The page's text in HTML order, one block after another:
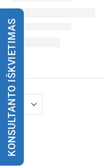
KONSULTANTO IŠKVIETIMAS